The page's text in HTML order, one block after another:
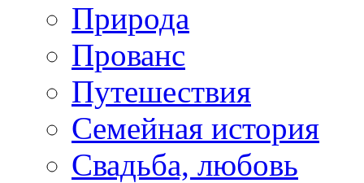
Природа
Прованс
Путешествия
Семейная история
Свадьба, любовь